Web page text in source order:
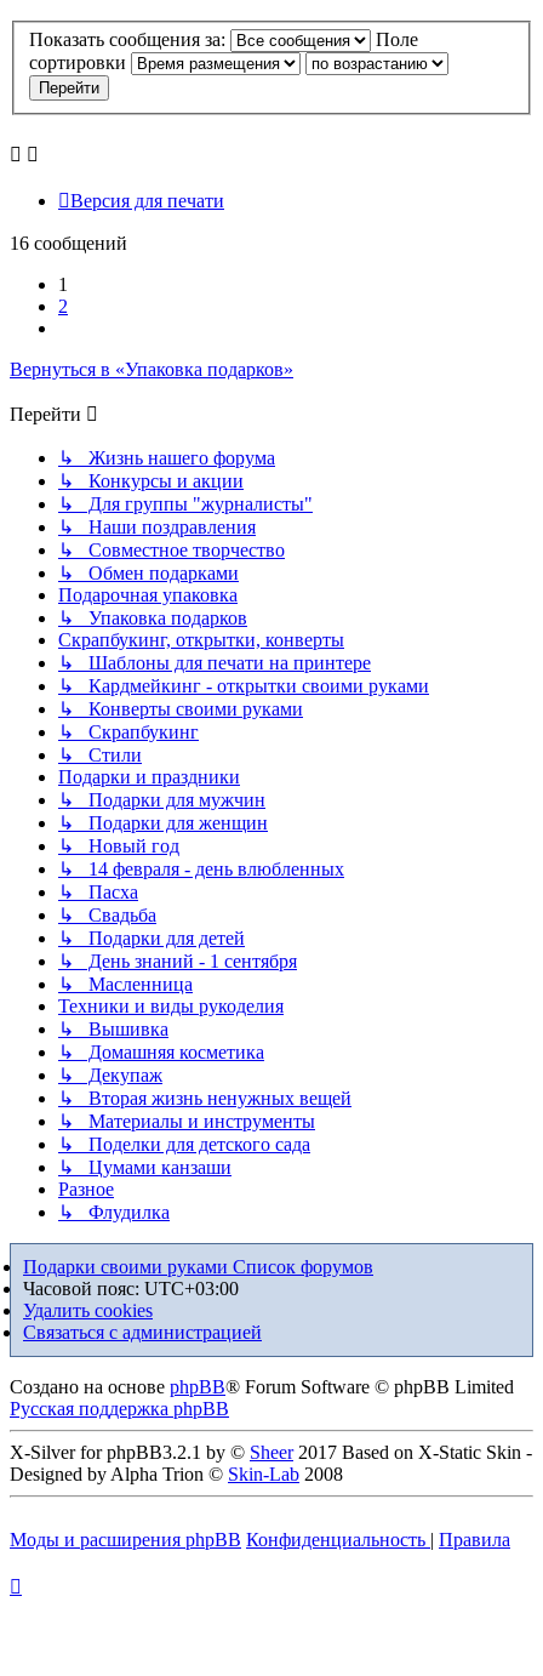
Показать сообщения за:
Поле
сортировки
Версия для печати
16 сообщений
1
2
Вернуться в «Упаковка подарков»
Перейти
↳ Жизнь нашего форума
↳ Конкурсы и акции
↳ Для группы "журналисты"
↳ Наши поздравления
↳ Совместное творчество
↳ Обмен подарками
Подарочная упаковка
↳ Упаковка подарков
Скрапбукинг, открытки, конверты
↳ Шаблоны для печати на принтере
↳ Кардмейкинг - открытки своими руками
↳ Конверты своими руками
↳ Скрапбукинг
↳ Стили
Подарки и праздники
↳ Подарки для мужчин
↳ Подарки для женщин
↳ Новый год
↳ 14 февраля - день влюбленных
↳ Пасха
↳ Свадьба
↳ Подарки для детей
↳ День знаний - 1 сентября
↳ Масленница
Техники и виды рукоделия
↳ Вышивка
↳ Домашняя косметика
↳ Декупаж
↳ Вторая жизнь ненужных вещей
↳ Материалы и инструменты
↳ Поделки для детского сада
↳ Цумами канзаши
Разное
↳ Флудилка
Подарки своими руками Список форумов
Часовой пояс: UTC+03:00
Удалить cookies
Связаться с администрацией
Создано на основе phpBB® Forum Software © phpBB Limited
Русская поддержка phpBB
X-Silver for phpBB3.2.1 by © Sheer2017 Based on X-Static Skin -
Designed by Alpha Trion © Skin-Lab 2008
Моды и расширения phpBB Конфиденциальность | Правила